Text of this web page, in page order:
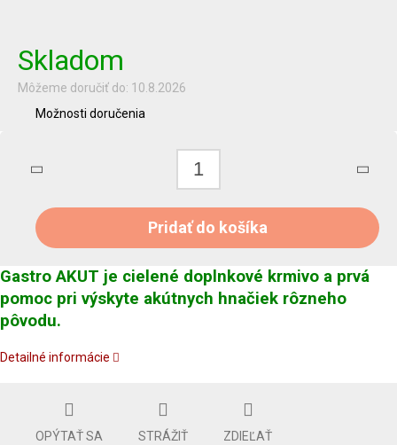
Skladom
Môžeme doručiť do: 10.8.2026
Možnosti doručenia
Pridať do košíka
Gastro AKUT je cielené doplnkové krmivo a prvá
pomoc pri výskyte akútnych hnačiek rôzneho
pôvodu.
Detailné informácie
OPÝTAŤ SA STRÁŽIŤ ZDIEĽAŤ